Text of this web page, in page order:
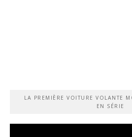
LA PREMIÈRE VOITURE VOLANTE
EN SÉRIE